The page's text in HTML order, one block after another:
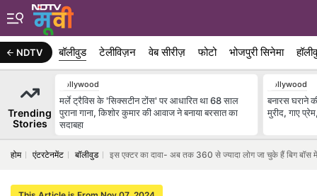
NDTV बॉलीवुड टेलीविज़न वेब सीरीज़ फोटो भोजपुरी सिनेमा
Trending
Stories
Bollywood
मर्ले ट्रैविस के 'सिक्सटीन टोंस' पर आधारित था 68 साल
पुराना गाना, किशोर कुमार की आवाज ने बनाया बरसात का
सदाबहा
Bollywood
बनारस घराने
मुरीद, गाए
होम एंटरटेनमेंट बॉलीवुड इस एक्टर का दावा- अब तक 360 से ज्यादा लोग जा चुके हैं बिग बॉस